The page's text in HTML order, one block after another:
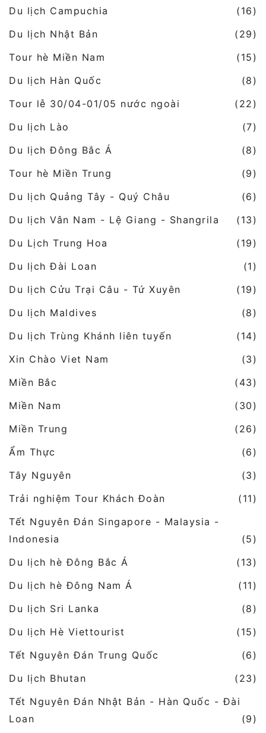
Du lịch Campuchia
(16)
Du lịch Nhật Bản
(29)
Tour hè Miền Nam
(15)
Du lịch Hàn Quốc
(8)
Tour lễ 30/04-01/05 nước ngoài
(22)
Du lịch Lào
(7)
Du lịch Đông Bắc Á
(8)
Tour hè Miền Trung
(9)
Du lịch Quảng Tây - Quý Châu
(6)
Du lịch Vân Nam - Lệ Giang - Shangrila
(13)
Du Lịch Trung Hoa
(19)
Du lịch Đài Loan
(1)
Du lịch Cửu Trại Câu - Tứ Xuyên
(19)
Du lịch Maldives
(8)
Du lịch Trùng Khánh liên tuyến
(14)
Xin Chào Viet Nam
(3)
Miền Bắc
(43)
Miền Nam
(30)
Miền Trung
(26)
Ẩm Thực
(6)
Tây Nguyên
(3)
Trải nghiệm Tour Khách Đoàn
(11)
Tết Nguyên Đán Singapore - Malaysia -
Indonesia
(5)
Du lịch hè Đông Bắc Á
(13)
Du lịch hè Đông Nam Á
(11)
Du lịch Sri Lanka
(8)
Du lịch Hè Viettourist
(15)
Tết Nguyên Đán Trung Quốc
(6)
Du lịch Bhutan
(23)
Tết Nguyên Đán Nhật Bản - Hàn Quốc - Đài
Loan
(9)